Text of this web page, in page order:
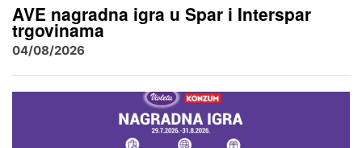
AVE nagradna igra u Spar i Interspar
trgovinama
04/08/2026